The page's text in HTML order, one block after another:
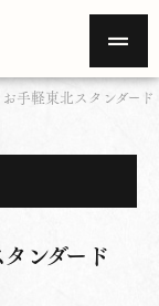
手軽東北スタンダード
ンダード